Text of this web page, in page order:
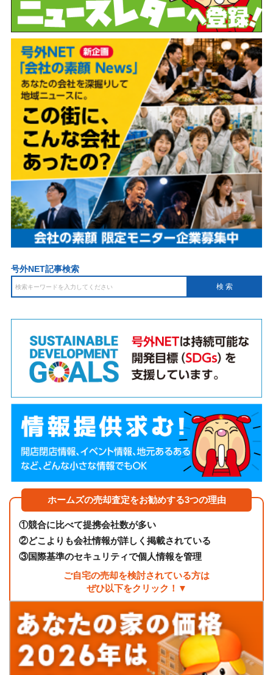
号外NET記事検索
ホームズの売却査定をお勧めする3つの理由
①競合に比べて提携会社数が多い
②どこよりも会社情報が詳しく掲載されている
③国際基準のセキュリティで個人情報を管理
ご自宅の売却を検討されている方は
ぜひ以下をクリック！▼